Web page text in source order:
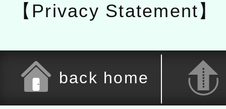
【Privacy Statement】
back home